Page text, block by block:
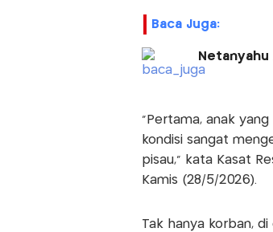
Baca Juga:
Netanyahu
"Pertama, anak
kondisi sangat
pisau," kata Kasat
Kamis (28/5/2026).
Tak hanya korban,